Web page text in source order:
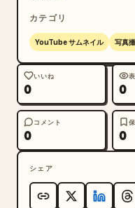
カテゴリ
YouTube サムネイル 写真
いいね
0 0
コメント
0 0
シェア